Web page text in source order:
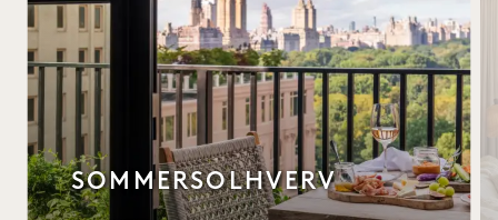
SOMMERSOLHVERV